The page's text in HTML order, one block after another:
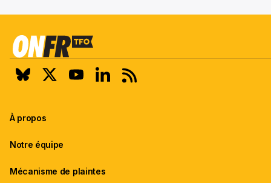
À propos
Notre équipe
Mécanisme de plaintes